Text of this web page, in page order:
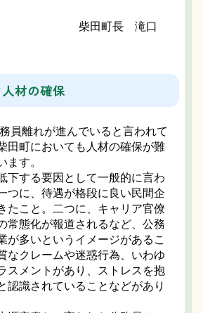
長 滝口
材の確保
員離れが進んでいると言われて
田町においても人材の確保が難
ます。
下する要因として一般的に言わ
つに、待遇が格段に良い民間企
たこと。二つに、キャリア官僚
常態化が報道されるなど、公務
が多いというイメージがあるこ
なクレームや迷惑行為、いわゆ
スメントがあり、ストレスを抱
認識されていることなどがあり